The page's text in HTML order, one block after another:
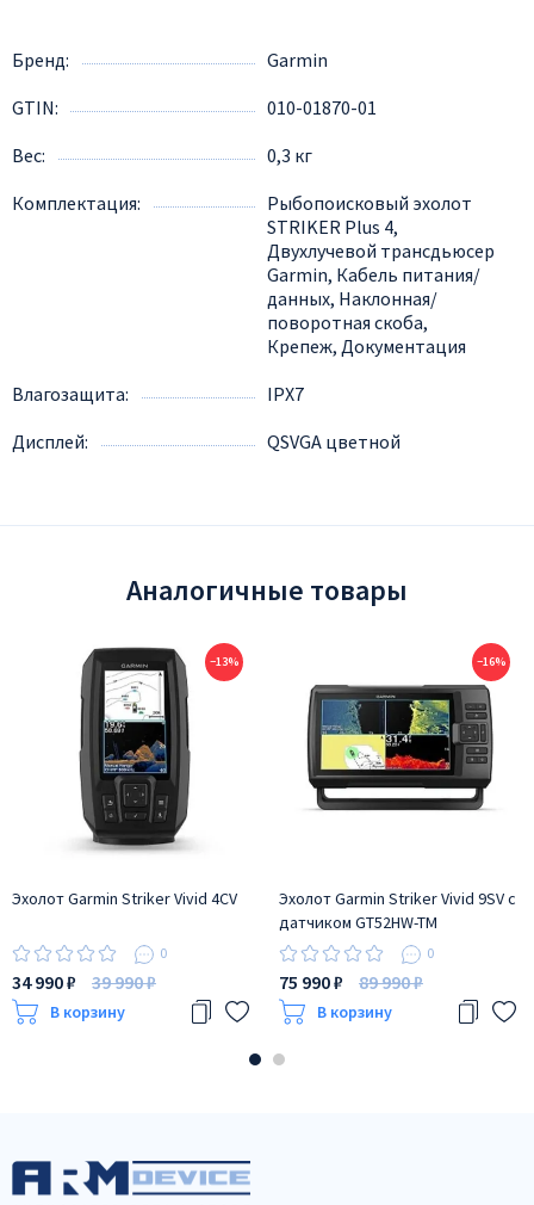
Бренд
Garmin
GTIN
010-01870-01
Вес
0,3 кг
Комплектация
Рыбопоисковый эхолот
STRIKER Plus 4,
Двухлучевой трансдьюсер
Garmin, Кабель питания/
данных, Наклонная/
поворотная скоба,
Крепеж, Документация
Влагозащита
IPX7
Дисплей
QSVGA цветной
Аналогичные товары
−13%
Эхолот Garmin Striker Vivid 4CV
0
34 990 ₽ 39 990 ₽
В корзину
−16%
Эхолот Garmin Striker Vivid 9SV с
датчиком GT52HW-TM
0
75 990 ₽ 89 990 ₽
В корзину